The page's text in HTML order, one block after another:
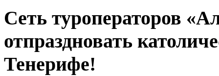
Сеть туроператоров
отпраздновать
Тенерифе!